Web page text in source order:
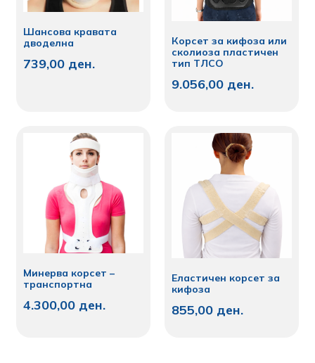
Шансова кравата
дводелна
739,00 ден.
Корсет за кифоза или
сколиоза пластичен
тип ТЛСО
9.056,00 ден.
Минерва корсет –
транспортна
4.300,00 ден.
Еластичен корсет за
кифоза
855,00 ден.